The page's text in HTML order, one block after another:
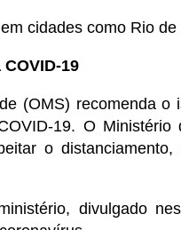
cidades como Rio
19
(OMS) recomenda o
19. O
o
divulgado